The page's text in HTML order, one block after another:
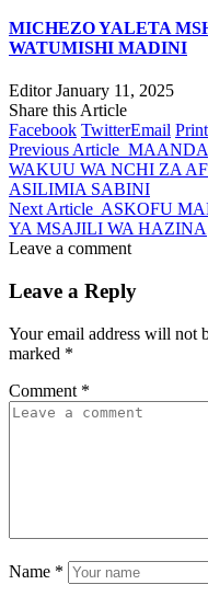
MICHEZO YALETA
WATUMISHI MADINI
Editor January 11, 2025
Share this Article
Facebook TwitterEmail Print
Previous Article
WAKUU WA NCHI ZA
ASILIMIA SABINI
Next Article ASKOFU
YA MSAJILI WA HAZINA
Leave a comment
Leave a Reply
Your email address will not
marked *
Comment *
Name *